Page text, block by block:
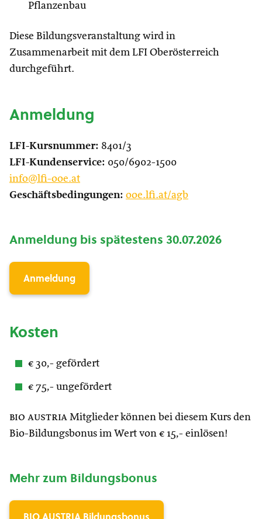
Pflanzenbau
Diese Bildungsveranstaltung wird in
Zusammenarbeit mit dem LFI Oberösterreich
durchgeführt.
Anmeldung
LFI-Kursnummer: 8401/3
LFI-Kundenservice: 050/6902-1500
info@lfi-ooe.at
Geschäftsbedingungen: ooe.lfi.at/agb
Anmeldung bis spätestens 30.07.2026
Anmeldung
Kosten
€ 30,- gefördert
€ 75,- ungefördert
bio austria Mitglieder können bei diesem Kurs den
Bio-Bildungsbonus im Wert von € 15,- einlösen!
Mehr zum Bildungsbonus